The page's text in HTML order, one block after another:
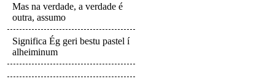
Mas na verdade, a verdade é
outra, assumo
Significa Ég geri bestu pastel í
alheiminum